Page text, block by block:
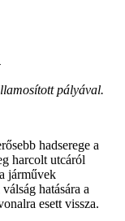
pályával.
hadserege a
harcolt utcáról
járművek
hatására a
esett vissza.